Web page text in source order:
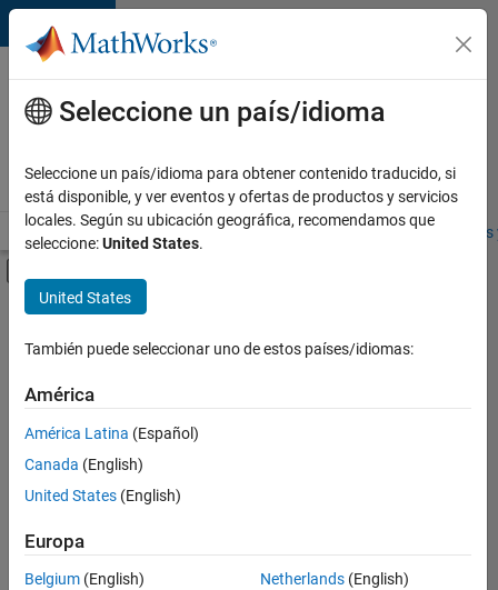
Saltar al contenido
Ofertas
de
empleo
MathWorks
Visión general Búsqueda de empleo Oficinas locales
Contenido principal
FILTRADO POR
Product Marketing
Ordenar por
Guardar
empleos
seleccionados
Seleccione un país/idioma
Seleccione un país/idioma para obtener contenido traducido, si
está disponible, y ver eventos y ofertas de productos y servicios
locales. Según su ubicación geográfica, recomendamos que
seleccione:United States.
United States
También puede seleccionar uno de estos países/idiomas:
América
América Latina (Español)
Canada (English)
United States (English)
Europa
Belgium (English)
Netherlands(English)